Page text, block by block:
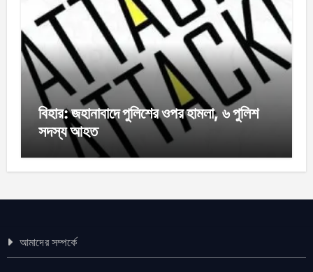
বিহার: জহানাবাদে পুলিশের ওপর হামলা, ৬ পুলিশ
সদস্য আহত
আমাদের সম্পর্কে